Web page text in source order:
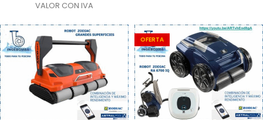
VALOR CON IVA
OFERTA